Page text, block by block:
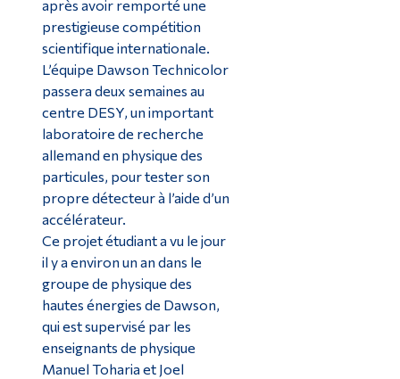
après avoir remporté une
prestigieuse compétition
scientifique internationale.
L’équipe Dawson Technicolor
passera deux semaines au
centre DESY, un important
laboratoire de recherche
allemand en physique des
particules, pour tester son
propre détecteur à l’aide d’un
accélérateur.
Ce projet étudiant a vu le jour
il y a environ un an dans le
groupe de physique des
hautes énergies de Dawson,
qui est supervisé par les
enseignants de physique
Manuel Toharia et Joel